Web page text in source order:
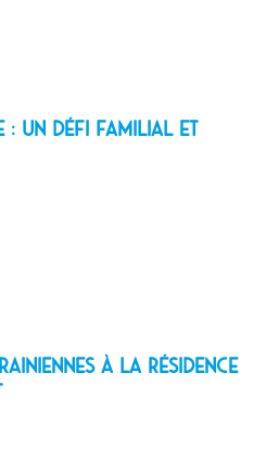
: un défi familial et
à la résidence